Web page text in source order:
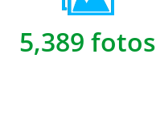
5,389 fotos